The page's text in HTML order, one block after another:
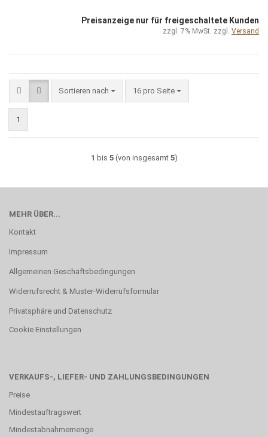
Preisanzeige nur für freigeschaltete Kunden
zzgl. 7% MwSt. zzgl. Versand
Sortieren nach
Sortieren nach 16 pro Seite
pro Seite
1
1 bis 5(von insgesamt 5)
MEHR ÜBER...
Kontakt
Impressum
Allgemeinen Geschäftsbedingungen
Widerrufsrecht & Muster-Widerrufsformular
Privatsphäre und Datenschutz
Cookie Einstellungen
VERKAUFS-, LIEFER- UND ZAHLUNGSBEDINGUNGEN
Preise
Mindestauftragswert
Mindestabnahmemenge